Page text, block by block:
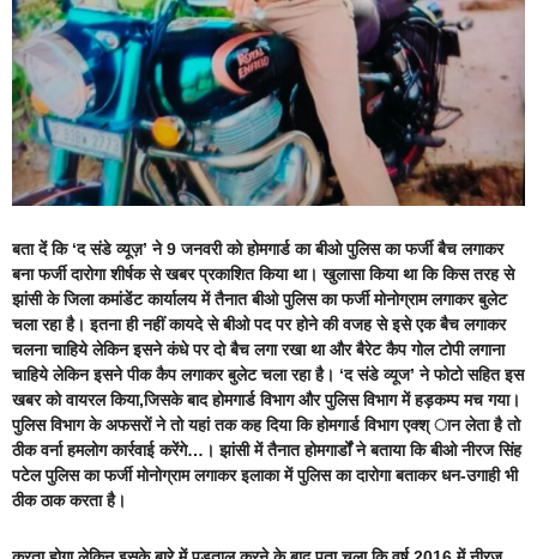
बता दें कि ‘द संडे व्यूज़’ ने 9 जनवरी को होमगार्ड का बीओ पुलिस का फर्जी बैच लगाकर
बना फर्जी दारोगा शीर्षक से खबर प्रकाशित किया था। खुलासा किया था कि किस तरह से
झांसी के जिला कमांडेंट कार्यालय में तैनात बीओ पुलिस का फर्जी मोनोग्राम लगाकर बुलेट
चला रहा है। इतना ही नहीं कायदे से बीओ पद पर होने की वजह से इसे एक बैच लगाकर
चलना चाहिये लेकिन इसने कंधे पर दो बैच लगा रखा था और बैरेट कैप गोल टोपी लगाना
चाहिये लेकिन इसने पीक कैप लगाकर बुलेट चला रहा है। ‘द संडे व्यूज’ ने फोटो सहित इस
खबर को वायरल किया,जिसके बाद होमगार्ड विभाग और पुलिस विभाग में हड़कम्प मच गया।
पुलिस विभाग के अफसरों ने तो यहां तक कह दिया कि होमगार्ड विभाग एक्श् ान लेता है तो
ठीक वर्ना हमलोग कार्रवाई करेंगे…। झांसी में तैनात होमगार्डों ने बताया कि बीओ नीरज सिंह
पटेल पुलिस का फर्जी मोनोग्राम लगाकर इलाका में पुलिस का दारोगा बताकर धन-उगाही भी
ठीक ठाक करता है।